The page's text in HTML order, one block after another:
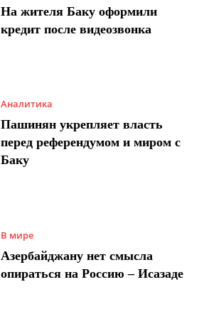
На жителя Баку оформили
кредит после видеозвонка
Аналитика
Пашинян укрепляет власть
перед референдумом и миром с
Баку
В мире
Азербайджану нет смысла
опираться на Россию – Исазаде